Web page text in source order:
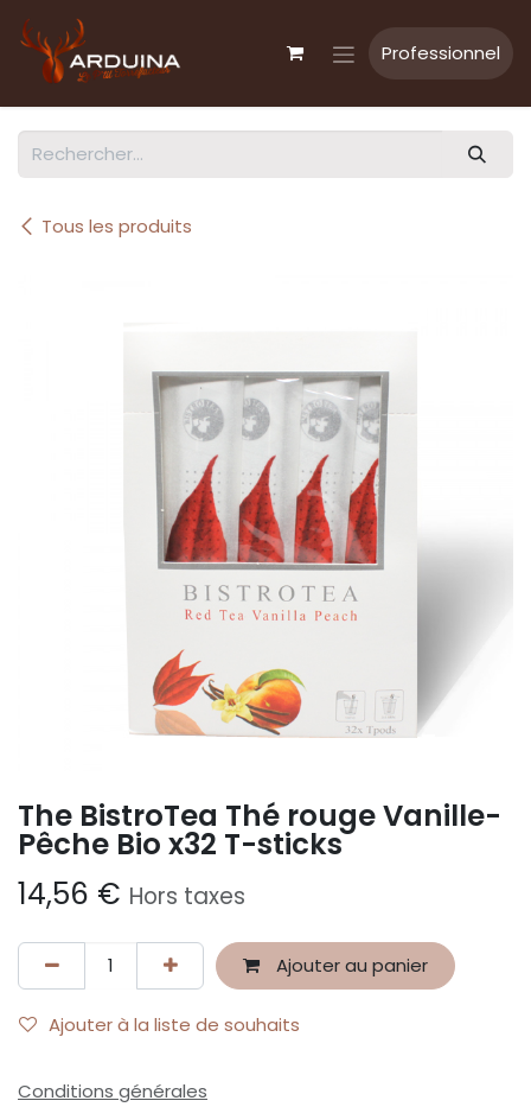
Professionnel
Tous les produits
The BistroTea Thé rouge Vanille-
Pêche Bio x32 T-sticks
14,56 € Hors taxes
Ajouter au panier
Ajouter à la liste de souhaits
Conditions générales